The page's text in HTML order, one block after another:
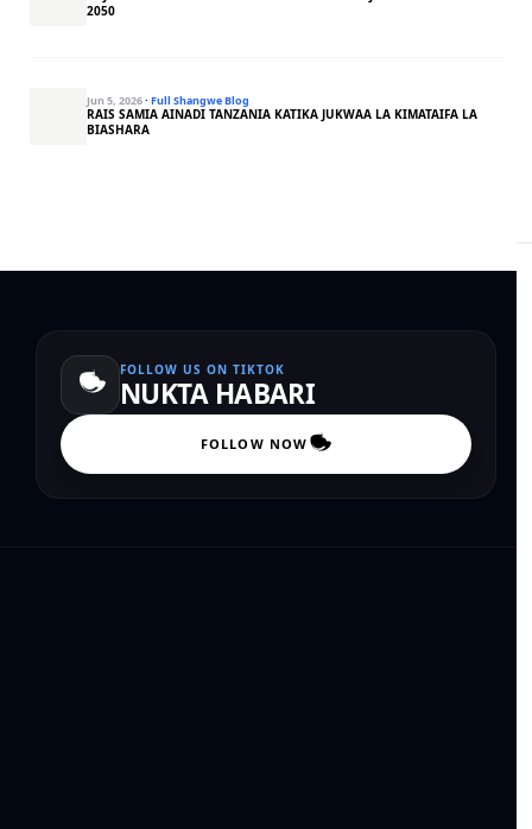
2050
Jun 5, 2026· Full Shangwe Blog
RAIS SAMIA AINADI TANZANIA KATIKA JUKWAA LA KIMATAIFA LA
BIASHARA
FOLLOW US ON TIKTOK
NUKTA HABARI
FOLLOW NOW